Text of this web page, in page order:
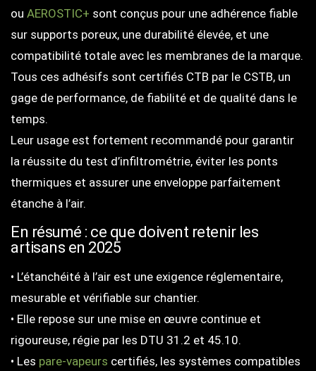
ou AEROSTIC+ sont conçus pour une adhérence fiable
sur supports poreux, une durabilité élevée, et une
compatibilité totale avec les membranes de la marque.
Tous ces adhésifs sont certifiés CTB par le CSTB, un
gage de performance, de fiabilité et de qualité dans le
temps.
Leur usage est fortement recommandé pour garantir
la réussite du test d’infiltrométrie, éviter les ponts
thermiques et assurer une enveloppe parfaitement
étanche à l’air.
En résumé : ce que doivent retenir les
artisans en 2025
• L’étanchéité à l’air est une exigence réglementaire,
mesurable et vérifiable sur chantier.
• Elle repose sur une mise en œuvre continue et
rigoureuse, régie par les DTU 31.2 et 45.10.
• Les pare-vapeurs certifiés, les systèmes compatibles